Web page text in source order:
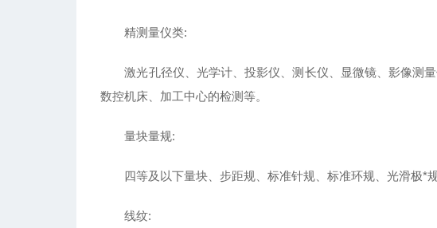
精测量仪类:
激光孔径仪、光学计、投影仪、测长仪、显微镜、影像测量
数控机床、加工中心的检测等。
量块量规:
四等及以下量块、步距规、标准针规、标准环规、光滑极*规
线纹: